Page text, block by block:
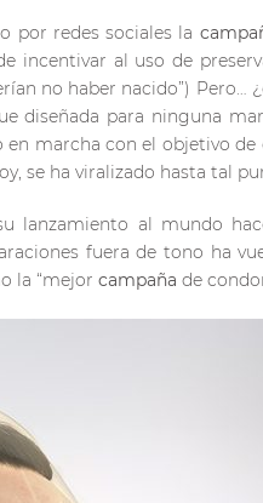
por redes sociales la
incentivar al uso de
no haber nacido”) Pero…
diseñada para ninguna
en marcha con el objetivo
se ha viralizado hasta tal
lanzamiento al mundo
fuera de tono ha
la “mejor campaña de